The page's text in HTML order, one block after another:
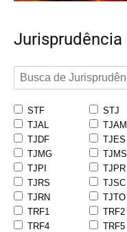
Jurisprudência
STF STJ
TJAL
TJAM
TJDF
TJES
TJMG
TJMS
TJPI
TJPR
TJRS
TJSC
TJRN
TJTO
TRF1
TRF2
TRF4
TRF5